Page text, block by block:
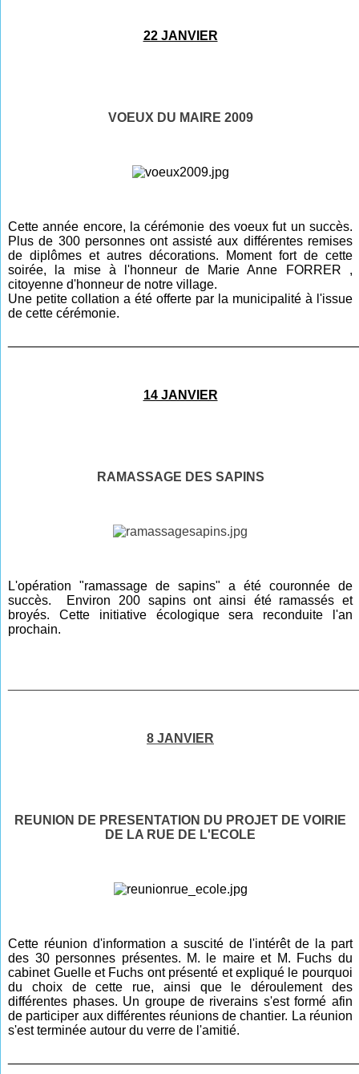
22 JANVIER
VOEUX DU MAIRE 2009
Cette année encore, la cérémonie des voeux fut un succès.
Plus de 300 personnes ont assisté aux différentes remises
de diplômes et autres décorations. Moment fort de cette
soirée, la mise à l'honneur de Marie Anne FORRER ,
citoyenne d'honneur de notre village.
Une petite collation a été offerte par la municipalité à l'issue
de cette cérémonie.
14 JANVIER
RAMASSAGE DES SAPINS
L'opération "ramassage de sapins" a été couronnée de
succès. Environ 200 sapins ont ainsi été ramassés et
broyés. Cette initiative écologique sera reconduite l'an
prochain.
8 JANVIER
REUNION DE PRESENTATION DU PROJET DE VOIRIE
DE LA RUE DE L'ECOLE
Cette réunion d'information a suscité de l'intérêt de la part
des 30 personnes présentes. M. le maire et M. Fuchs du
cabinet Guelle et Fuchs ont présenté et expliqué le pourquoi
du choix de cette rue, ainsi que le déroulement des
différentes phases. Un groupe de riverains s'est formé afin
de participer aux différentes réunions de chantier. La réunion
s'est terminée autour du verre de l'amitié.